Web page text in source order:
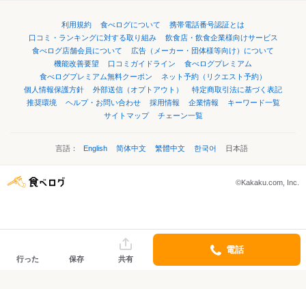
利用規約 食べログについて
携帯電話番号認証とは
口コミ・ランキングに対する取り組み
飲食店・飲食企業様向けサービス
食べログ店舗会員について
広告（メーカー・団体様等向け）について
機能改善要望
口コミガイドライン
食べログプレミアム
食べログプレミアム無料クーポン
ネット予約（リクエスト予約）
個人情報保護方針
外部送信（オプトアウト）
特定商取引法に基づく表記
推奨環境
ヘルプ・お問い合わせ 採用情報 企業情報
キーワード一覧
サイトマップ
チェーン一覧
言語： English 简体中文 繁體中文 한국어 日本語
©Kakaku.com, Inc.
行った 保存 共有
電話